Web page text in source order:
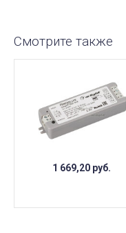
Смотрите также
1 669,20 руб.